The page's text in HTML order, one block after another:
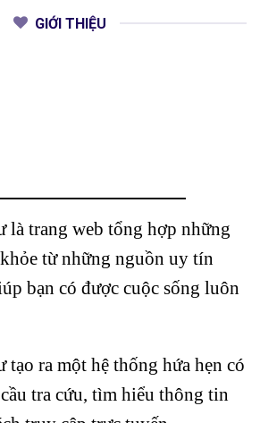
GIỚI THIỆU
là trang web tổng hợp những
từ những nguồn uy tín
bạn có được cuộc sống luôn
ra một hệ thống hứa hẹn có
tra cứu, tìm hiểu thông tin